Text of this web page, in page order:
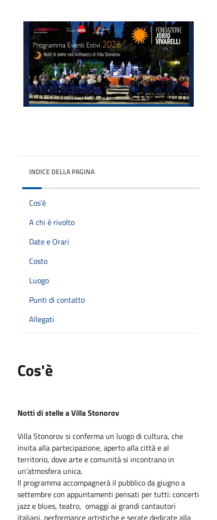
INDICE DELLA PAGINA
Cos'è
A chi è rivolto
Date e Orari
Costo
Luogo
Punti di contatto
Allegati
Cos'è
Notti di stelle a Villa Stonorov
Villa Stonorov si conferma un luogo di cultura, che
invita alla partecipazione, aperto alla città e al
territorio, dove arte e comunità si incontrano in
un’atmosfera unica.
Il programma accompagnerà il pubblico da giugno a
settembre con appuntamenti pensati per tutti: concerti
jazz e blues, teatro, omaggi ai grandi cantautori
italiani, performance artistiche e serate dedicate alla